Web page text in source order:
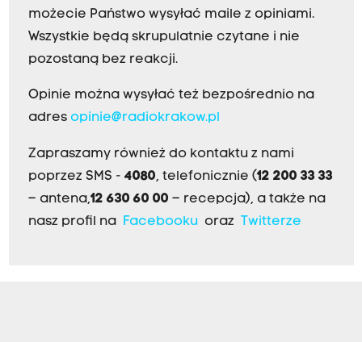
możecie Państwo wysyłać maile z opiniami.
Wszystkie będą skrupulatnie czytane i nie
pozostaną bez reakcji.
Opinie można wysyłać też bezpośrednio na
adres opinie@radiokrakow.pl
Zapraszamy również do kontaktu z nami
poprzez SMS - 4080, telefonicznie (12 200 33 33
– antena,12 630 60 00 – recepcja), a także na
nasz profil na
Facebookuoraz Twitterze